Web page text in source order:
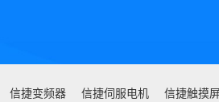
信捷变频器 信捷伺服电机 信捷触摸